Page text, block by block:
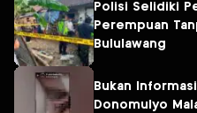
Polisi Selidiki
Perempuan
Bululawang
Bukan
Donomulyo